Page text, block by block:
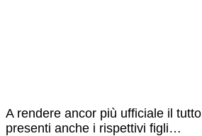
A rendere ancor più ufficiale il
presenti anche i rispettivi figli…